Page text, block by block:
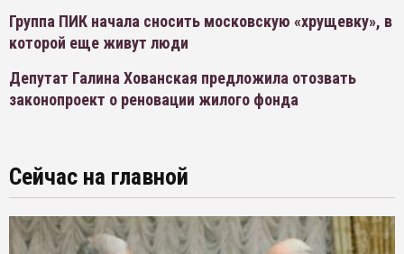
Группа ПИК начала сносить московскую «хрущевку», в
которой еще живут люди
Депутат Галина Хованская предложила отозвать
законопроект о реновации жилого фонда
Сейчас на главной